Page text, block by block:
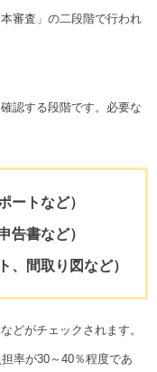
審査」の二段階で行われ
認する段階です。必要な
ートなど）
告書など）
、間取り図など）
どがチェックされます。
率が30～40％程度であ